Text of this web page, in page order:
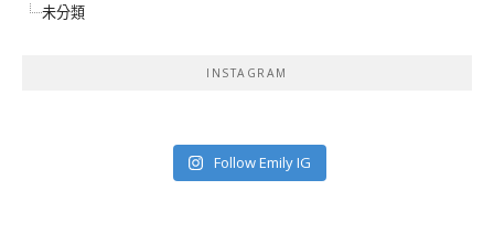
未分類
INSTAGRAM
Follow Emily IG